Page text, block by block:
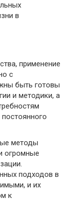
в
применение
с
быть готовы
и методики, а
методы
огромные
подходов в
и их
к